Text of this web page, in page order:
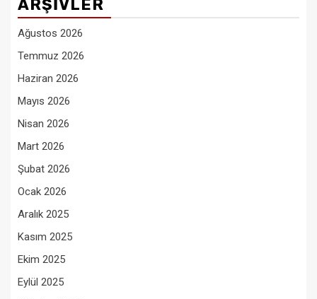
ARŞIVLER
Ağustos 2026
Temmuz 2026
Haziran 2026
Mayıs 2026
Nisan 2026
Mart 2026
Şubat 2026
Ocak 2026
Aralık 2025
Kasım 2025
Ekim 2025
Eylül 2025